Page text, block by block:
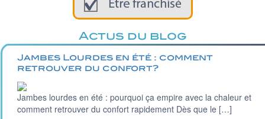
Actus du blog
Jambes Lourdes en été : comment
retrouver du confort?
Jambes lourdes en été : pourquoi ça empire avec la chaleur et
comment retrouver du confort rapidement Dès que le […]